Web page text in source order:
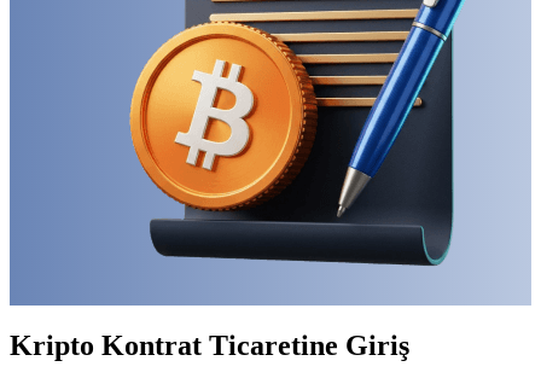
Kripto Kontrat Ticaretine Giriş